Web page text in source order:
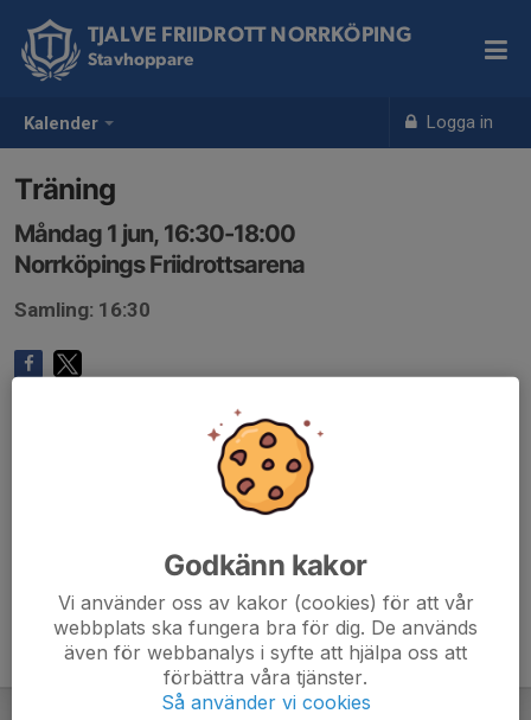
Kalender Logga in
TJALVE FRIIDROTT NORRKÖPING
Stavhoppare
Träning
Måndag 1 jun, 16:30-18:00
Norrköpings Friidrottsarena
Samling: 16:30
Godkänn kakor
Vi använder oss av kakor (cookies) för att vår
webbplats ska fungera bra för dig. De används
även för webbanalys i syfte att hjälpa oss att
förbättra våra tjänster.
Så använder vi cookies